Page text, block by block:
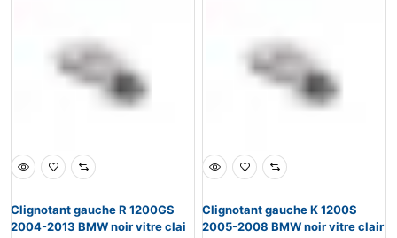
Clignotant gauche R 1200GS
2004-2013 BMW noir vitre clai
Clignotant gauche K 1200S
2005-2008 BMW noir vitre clair